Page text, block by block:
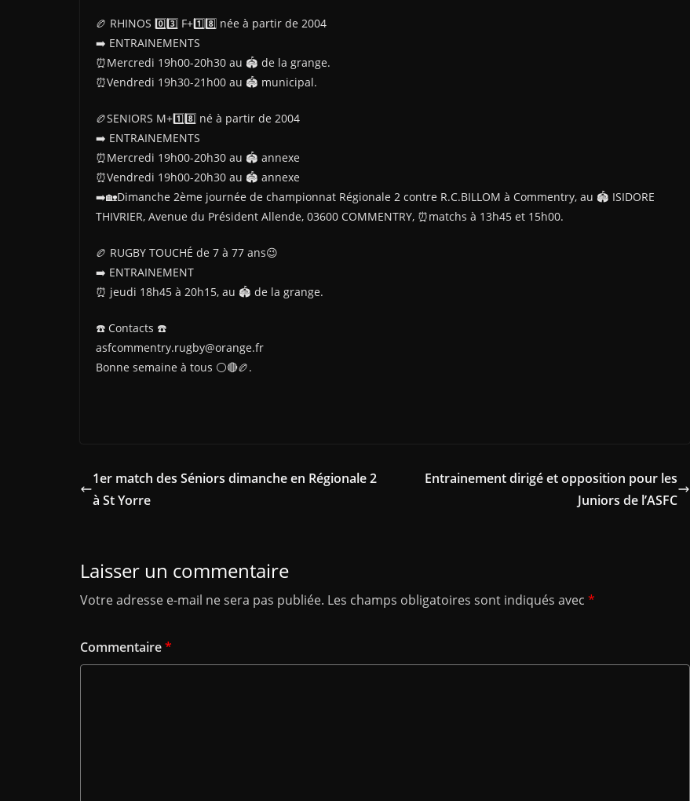
🏉 RHINOS 0️⃣3️⃣ F+1️⃣8️⃣ née à partir de 2004
➡️ ENTRAINEMENTS
⏰Mercredi 19h00-20h30 au 🏟 de la grange.
⏰Vendredi 19h30-21h00 au 🏟 municipal.
🏉SENIORS M+1️⃣8️⃣ né à partir de 2004
➡️ ENTRAINEMENTS
⏰Mercredi 19h00-20h30 au 🏟 annexe
⏰Vendredi 19h00-20h30 au 🏟 annexe
➡️🏡Dimanche 2ème journée de championnat Régionale 2 contre R.C.BILLOM à Commentry, au 🏟 ISIDORE
THIVRIER, Avenue du Président Allende, 03600 COMMENTRY, ⏰️matchs à 13h45 et 15h00.
🏉 RUGBY TOUCHÉ de 7 à 77 ans😉
➡️ ENTRAINEMENT
⏰ jeudi 18h45 à 20h15, au 🏟 de la grange.
☎️ Contacts ☎️
asfcommentry.rugby@orange.fr
Bonne semaine à tous ⚪🔴🏉.
1er match des Séniors dimanche en Régionale 2
à St Yorre
Entrainement dirigé et opposition pour les
Juniors de l’ASFC
Laisser un commentaire
Votre adresse e-mail ne sera pas publiée. Les champs obligatoires sont indiqués avec *
Commentaire*